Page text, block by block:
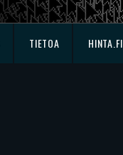
TIETOA HINTA.FI